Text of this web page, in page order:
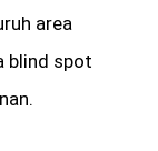
area
blind spot